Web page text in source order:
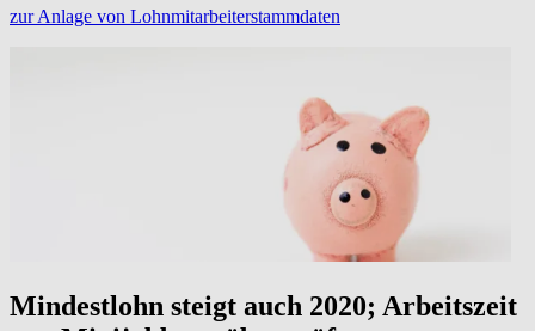
zur Anlage von Lohnmitarbeiterstammdaten
Mindestlohn steigt auch 2020; Arbeitszeit